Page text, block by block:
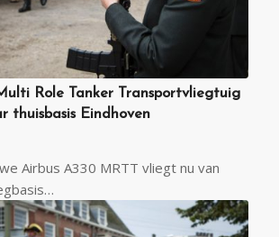
Role Tanker Transportvliegtuig
thuisbasis Eindhoven
Airbus A330 MRTT vliegt nu van